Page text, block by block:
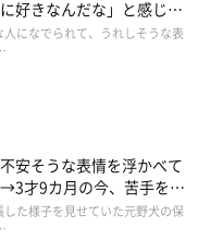
好きなんだな」と感じる
になでられて、うれしそうな表
安そうな表情を浮かべて
才9カ月の今、苦手を克
に成長！
した様子を見せていた元野犬の保